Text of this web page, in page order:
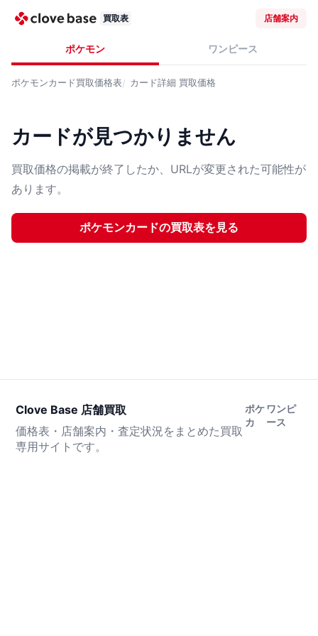
買取表 店舗案内
ポケモン ワンピース
ポケモンカード買取価格表 カード詳細 買取価格
カードが見つかりません
買取価格の掲載が終了したか、URLが変更された可能性が
あります。
ポケモンカードの買取表を見る
Clove Base 店舗買取
価格表・店舗案内・査定状況をまとめた買取
専用サイトです。
ポケ
カ
ワンピ
ース